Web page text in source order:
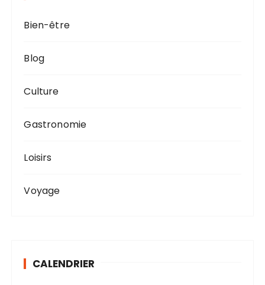
Bien-être
Blog
Culture
Gastronomie
Loisirs
Voyage
CALENDRIER